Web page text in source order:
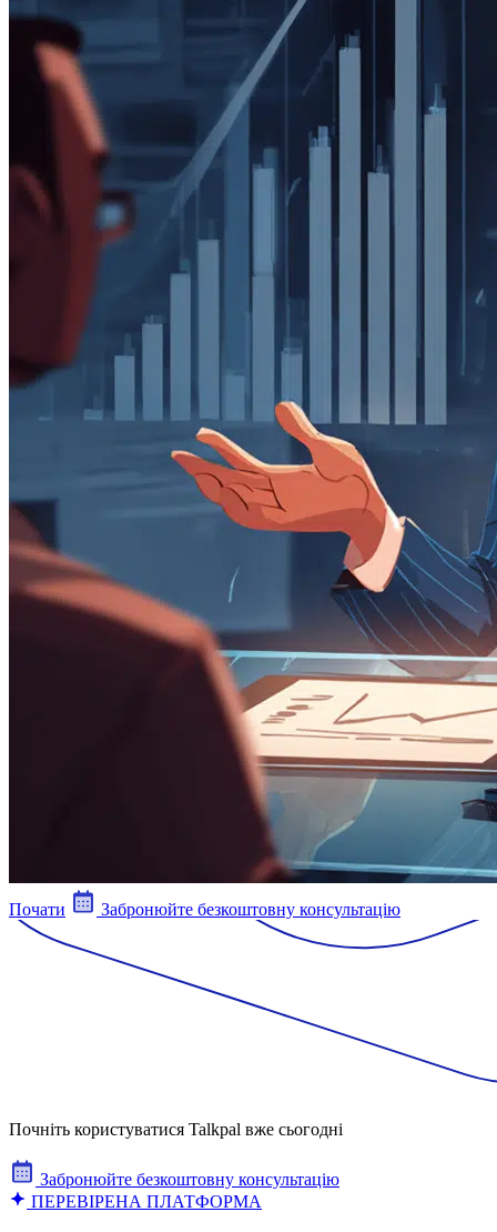
Почати Забронюйте безкоштовну консультацію
Почніть користуватися Talkpal вже сьогодні
Забронюйте безкоштовну консультацію
ПЕРЕВІРЕНА ПЛАТФОРМА